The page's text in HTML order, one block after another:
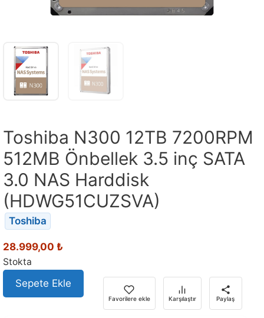
Toshiba N300 12TB 7200RPM
512MB Önbellek 3.5 inç SATA
3.0 NAS Harddisk
(HDWG51CUZSVA)
Toshiba
28.999,00 ₺
Stokta
Sepete Ekle
Favorilere ekle Karşılaştır Paylaş